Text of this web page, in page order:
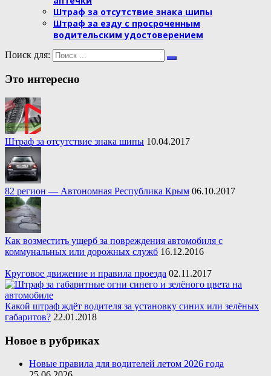
Штраф за отсутствие знака шипы
Штраф за езду с просроченным
водительским удостоверением
Поиск для:
Это интересно
Штраф за отсутствие знака шипы 10.04.2017
82 регион — Автономная Республика Крым 06.10.2017
Как возместить ущерб за повреждения автомобиля с
коммунальных или дорожных служб 16.12.2016
Круговое движение и правила проезда 02.11.2017
Какой штраф ждёт водителя за установку синих или зелёных
габаритов? 22.01.2018
Новое в рубриках
Новые правила для водителей летом 2026 года